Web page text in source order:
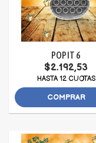
POP IT 6
$2.192,53
HASTA 12 CUOTAS
COMPRAR